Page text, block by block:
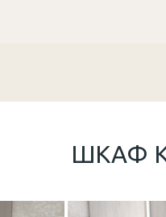
ШКАФ